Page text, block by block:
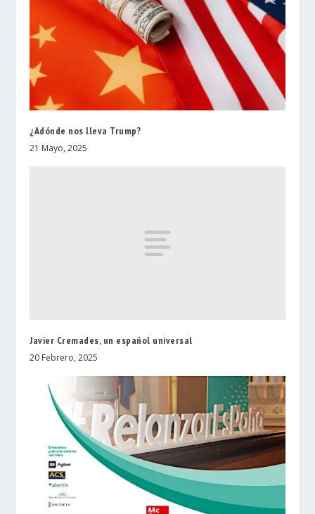
¿Adónde nos lleva Trump?
21 Mayo, 2025
Javier Cremades, un español universal
20 Febrero, 2025